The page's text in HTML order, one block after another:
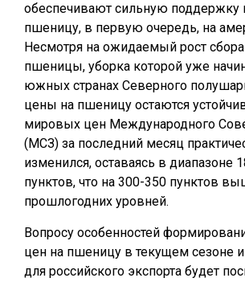
обеспечивают сильную поддержку
пшеницу, в первую очередь, на
Несмотря на ожидаемый рост
пшеницы, уборка которой уже
южных странах Северного
цены на пшеницу остаются
мировых цен Международного
(МСЗ) за последний месяц
изменился, оставаясь в диапазоне
пунктов, что на 300-350 пунктов
прошлогодних уровней.
Вопросу особенностей
цен на пшеницу в текущем сезоне
для российского экспорта будет